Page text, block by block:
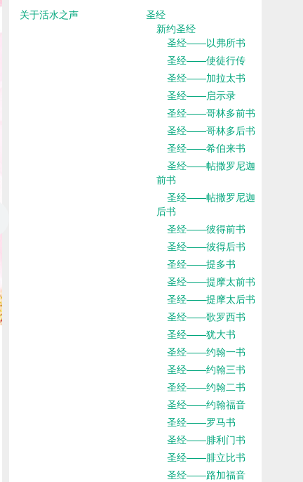
关于活水之声
圣经
新约圣经
圣经——以弗所书
圣经——使徒行传
圣经——加拉太书
圣经——启示录
圣经——哥林多前书
圣经——哥林多后书
圣经——希伯来书
圣经——帖撒罗尼迦
前书
圣经——帖撒罗尼迦
后书
圣经——彼得前书
圣经——彼得后书
圣经——提多书
圣经——提摩太前书
圣经——提摩太后书
圣经——歌罗西书
圣经——犹大书
圣经——约翰一书
圣经——约翰三书
圣经——约翰二书
圣经——约翰福音
圣经——罗马书
圣经——腓利门书
圣经——腓立比书
圣经——路加福音